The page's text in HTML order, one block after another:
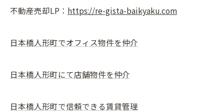
不動産売却LP： https://re-gista-baikyaku.com
日本橋人形町でオフィス物件を仲介
日本橋人形町にて店舗物件を仲介
日本橋人形町で信頼できる賃貸管理